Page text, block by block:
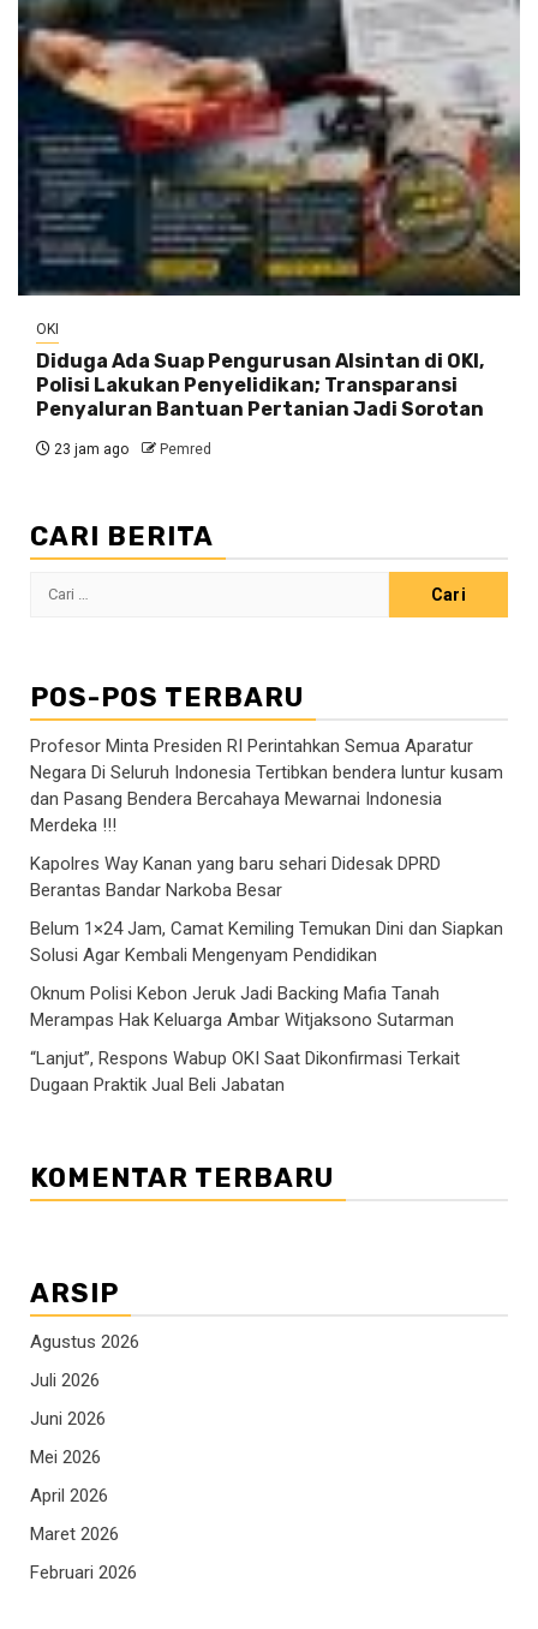
OKI
Diduga Ada Suap Pengurusan Alsintan di OKI,
Polisi Lakukan Penyelidikan; Transparansi
Penyaluran Bantuan Pertanian Jadi Sorotan
23 jam ago Pemred
CARI BERITA
Cari
POS-POS TERBARU
Profesor Minta Presiden RI Perintahkan Semua Aparatur
Negara Di Seluruh Indonesia Tertibkan bendera luntur kusam
dan Pasang Bendera Bercahaya Mewarnai Indonesia
Merdeka !!!
Kapolres Way Kanan yang baru sehari Didesak DPRD
Berantas Bandar Narkoba Besar
Belum 1×24 Jam, Camat Kemiling Temukan Dini dan Siapkan
Solusi Agar Kembali Mengenyam Pendidikan
Oknum Polisi Kebon Jeruk Jadi Backing Mafia Tanah
Merampas Hak Keluarga Ambar Witjaksono Sutarman
“Lanjut”, Respons Wabup OKI Saat Dikonfirmasi Terkait
Dugaan Praktik Jual Beli Jabatan
KOMENTAR TERBARU
ARSIP
Agustus 2026
Juli 2026
Juni 2026
Mei 2026
April 2026
Maret 2026
Februari 2026